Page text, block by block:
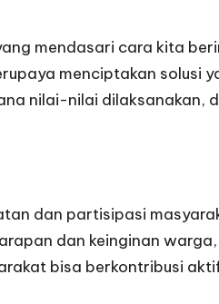
mendasari cara kita
menciptakan solusi
nilai-nilai dilaksanakan,
dan partisipasi
dan keinginan
bisa berkontribusi